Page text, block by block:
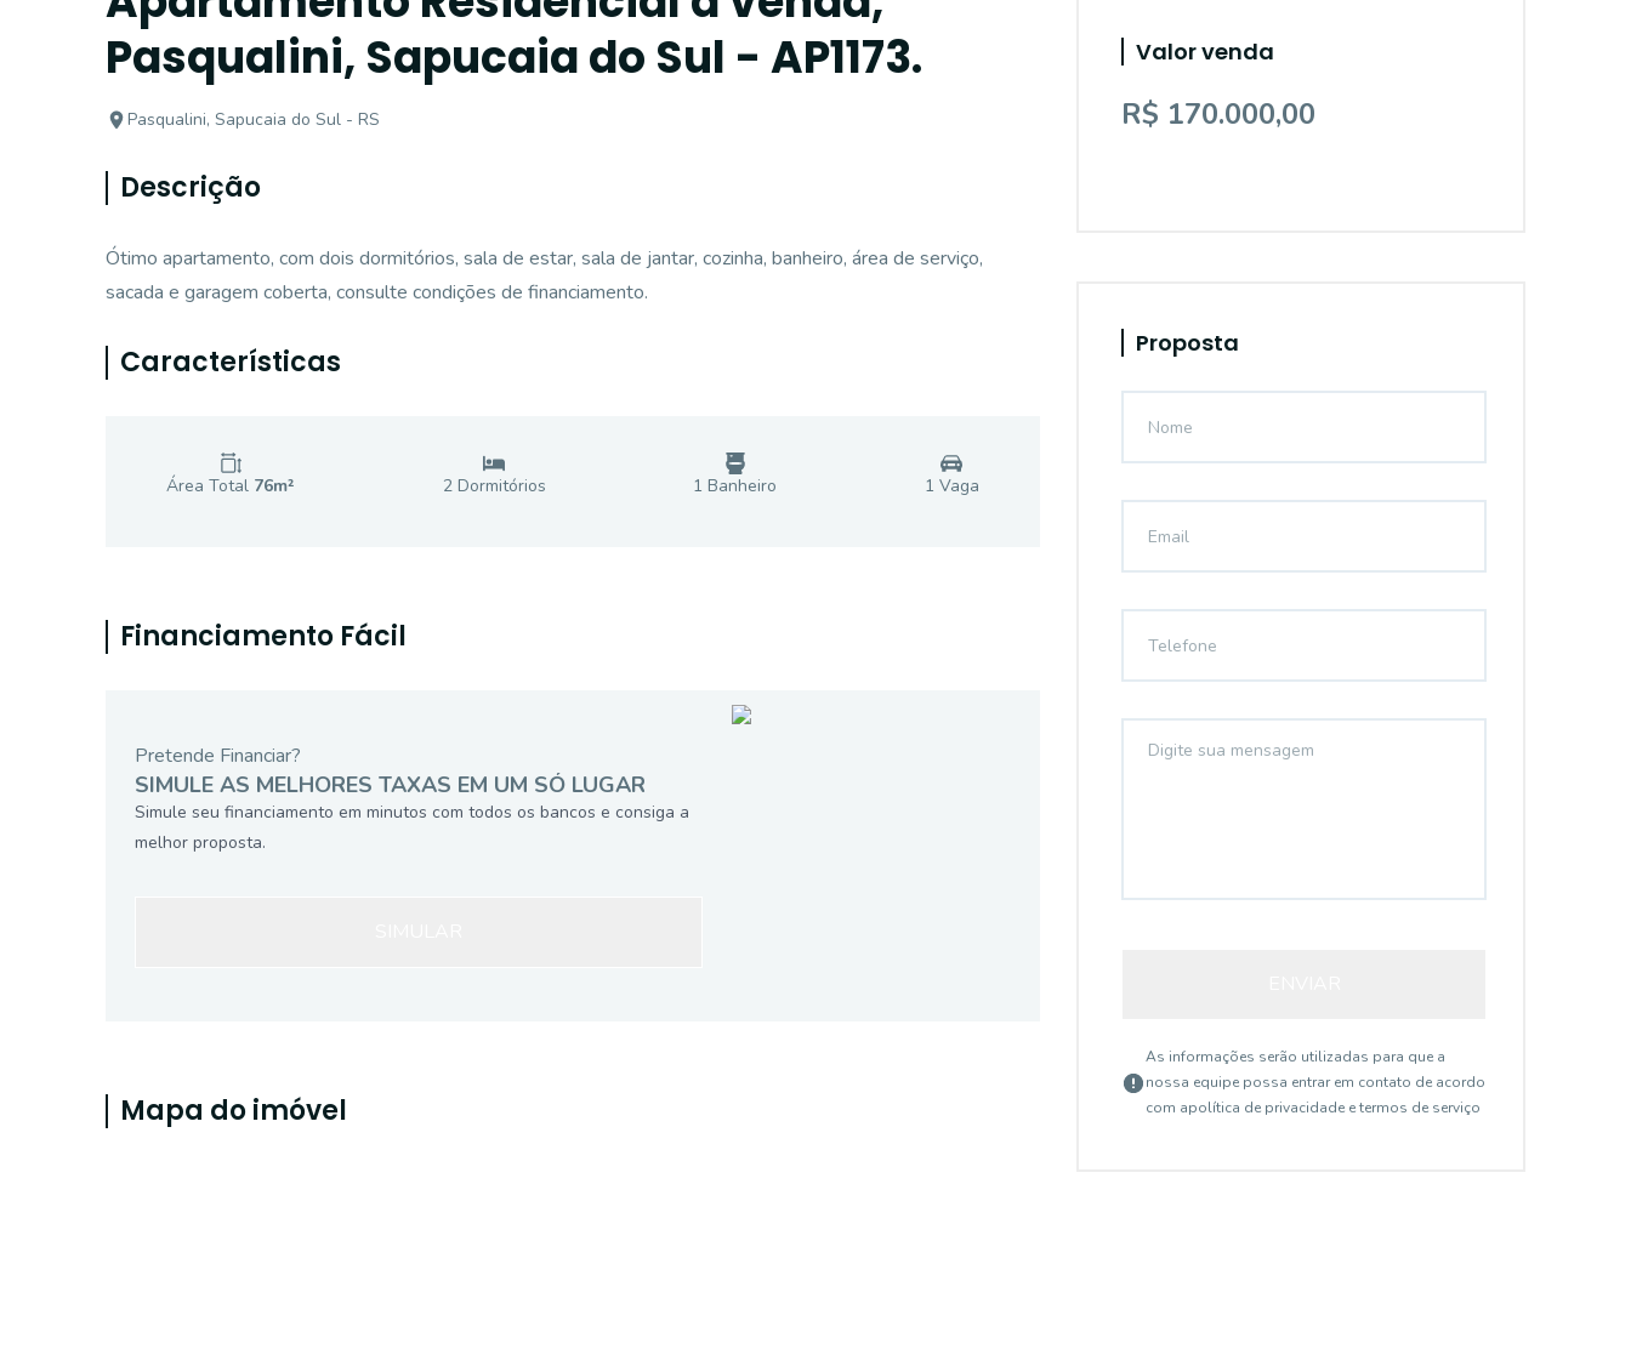
Pasqualini, Sapucaia do Sul - AP1173.
Pasqualini, Sapucaia do Sul - RS
Descrição
Ótimo apartamento, com dois dormitórios, sala de estar, sala de jantar, cozinha, banheiro, área de serviço,
sacada e garagem coberta, consulte condições de financiamento.
Características
Área Total 76m² 2Dormitórios 1 Banheiro 1 Vaga
Financiamento Fácil
Pretende Financiar?
SIMULE AS MELHORES TAXAS EM UM SÓ LUGAR
Simule seu financiamento em minutos com todos os bancos e consiga a
melhor proposta.
Mapa do imóvel
Valor venda
R$ 170.000,00
Proposta
As informações serão utilizadas para que a
nossa equipe possa entrar em contato de acordo
com apolítica de privacidade e termos de serviço